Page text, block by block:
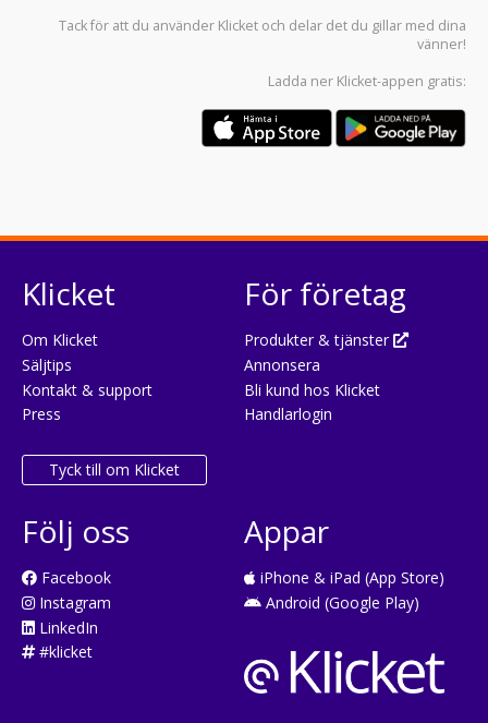
Tack för att du använder Klicket och delar det du gillar med dina
vänner!
Ladda ner Klicket-appen gratis:
Klicket
Om Klicket
Säljtips
Kontakt & support
Press
Tyck till om Klicket
För företag
Produkter & tjänster
Annonsera
Bli kund hos Klicket
Handlarlogin
Följ oss
Facebook
Instagram
LinkedIn
#klicket
Appar
iPhone & iPad (App Store)
Android (Google Play)